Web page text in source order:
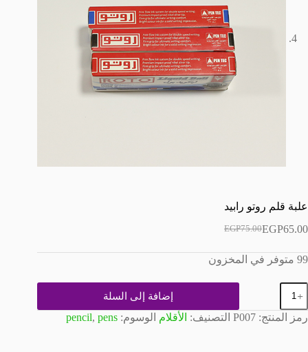
علبة قلم روتو رابيد
EGP75.00
السعر
هو:
EGP65.00
السعر
هو:
99 متوفر في المخزون
كمية
علبة
قلم
روتو
إضافة إلى السلة
رمز المنتج: P007 التصنيف: الأقلام الوسوم: pencil, pens